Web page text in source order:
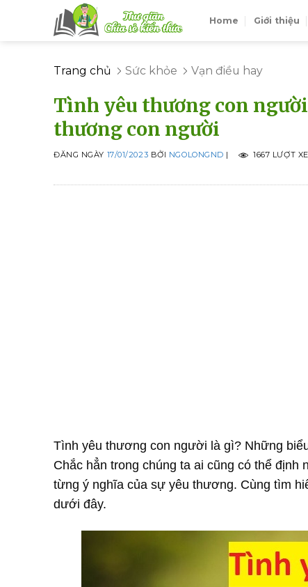
Home Giới thiệu
Trang chủ Sức khỏe Vạn điều hay
Tình yêu thương con
thương con người
ĐĂNG NGÀY 17/01/2023 BỞI NGOLONGND | 1667 LƯỢT
Tình yêu thương con người là gì? Những
Chắc hẳn trong chúng ta ai cũng có thể
từng ý nghĩa của sự yêu thương. Cùng tìm
dưới đây.